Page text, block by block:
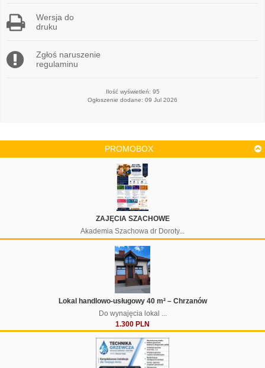
Wersja do
druku
Zgłoś naruszenie
regulaminu
Ilość wyświetleń: 95
Ogłoszenie dodane: 09 Jul 2026
PROMOBOX
ZAJĘCIA SZACHOWE
Akademia Szachowa dr Doroty...
Lokal handlowo-usługowy 40 m² – Chrzanów
Do wynajęcia lokal ...
1.300 PLN